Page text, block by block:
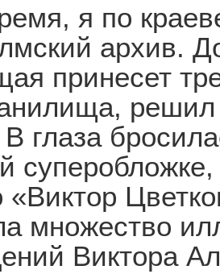
я по
архив.
принесет
решил
глаза
«Виктор
множество
Виктора